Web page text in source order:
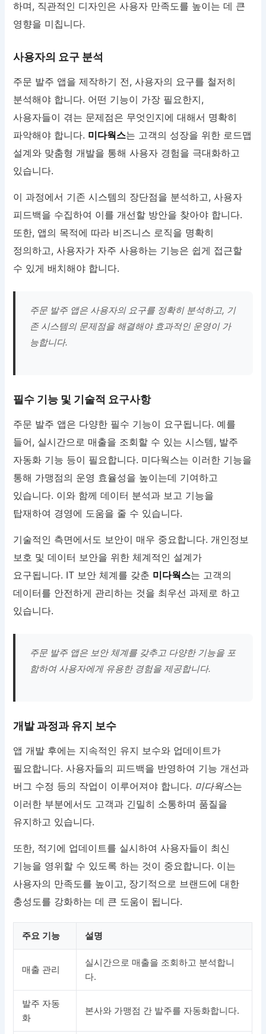
하며, 직관적인 디자인은 사용자 만족도를 높이는 데 큰
영향을 미칩니다.
사용자의 요구 분석
주문 발주 앱을 제작하기 전, 사용자의 요구를 철저히
분석해야 합니다. 어떤 기능이 가장 필요한지,
사용자들이 겪는 문제점은 무엇인지에 대해서 명확히
파악해야 합니다. 미다웍스는 고객의 성장을 위한 로드맵
설계와 맞춤형 개발을 통해 사용자 경험을 극대화하고
있습니다.
이 과정에서 기존 시스템의 장단점을 분석하고, 사용자
피드백을 수집하여 이를 개선할 방안을 찾아야 합니다.
또한, 앱의 목적에 따라 비즈니스 로직을 명확히
정의하고, 사용자가 자주 사용하는 기능은 쉽게 접근할
수 있게 배치해야 합니다.
주문 발주 앱은 사용자의 요구를 정확히 분석하고, 기
존 시스템의 문제점을 해결해야 효과적인 운영이 가
능합니다.
필수 기능 및 기술적 요구사항
주문 발주 앱은 다양한 필수 기능이 요구됩니다. 예를
들어, 실시간으로 매출을 조회할 수 있는 시스템, 발주
자동화 기능 등이 필요합니다. 미다웍스는 이러한 기능을
통해 가맹점의 운영 효율성을 높이는데 기여하고
있습니다. 이와 함께 데이터 분석과 보고 기능을
탑재하여 경영에 도움을 줄 수 있습니다.
기술적인 측면에서도 보안이 매우 중요합니다. 개인정보
보호 및 데이터 보안을 위한 체계적인 설계가
요구됩니다. IT 보안 체계를 갖춘 미다웍스는 고객의
데이터를 안전하게 관리하는 것을 최우선 과제로 하고
있습니다.
주문 발주 앱은 보안 체계를 갖추고 다양한 기능을 포
함하여 사용자에게 유용한 경험을 제공합니다.
개발 과정과 유지 보수
앱 개발 후에는 지속적인 유지 보수와 업데이트가
필요합니다. 사용자들의 피드백을 반영하여 기능 개선과
버그 수정 등의 작업이 이루어져야 합니다. 미다웍스는
이러한 부분에서도 고객과 긴밀히 소통하며 품질을
유지하고 있습니다.
또한, 적기에 업데이트를 실시하여 사용자들이 최신
기능을 영위할 수 있도록 하는 것이 중요합니다. 이는
사용자의 만족도를 높이고, 장기적으로 브랜드에 대한
충성도를 강화하는 데 큰 도움이 됩니다.
주요 기능 설명
매출 관리
실시간으로 매출을 조회하고 분석합니
다.
발주 자동
화
본사와 가맹점 간 발주를 자동화합니다.